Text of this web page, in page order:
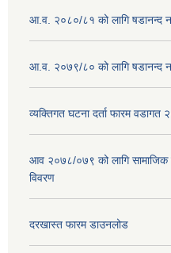
आ.व. २०८०/८१ को लागि षडानन्द
आ.व. २०७९/८० को लागि षडानन्द
व्यक्तिगत घटना दर्ता फारम वडागत
आव २०७८/०७९ को लागि सामाजिक
विवरण
दरखास्त फारम डाउनलोड